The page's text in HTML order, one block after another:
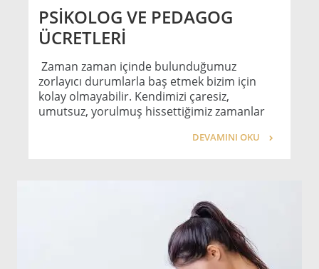
PSİKOLOG VE PEDAGOG
ÜCRETLERİ
Zaman zaman içinde bulunduğumuz
zorlayıcı durumlarla baş etmek bizim için
kolay olmayabilir. Kendimizi çaresiz,
umutsuz, yorulmuş hissettiğimiz zamanlar
DEVAMINI OKU